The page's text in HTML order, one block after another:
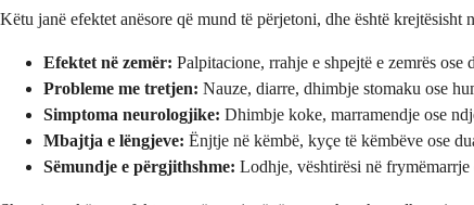
Këtu janë efektet anësore që mund të përjetoni, dhe është krejtësisht
Efektet në zemër: Palpitacione, rrahje e shpejtë e zemrës
Probleme me tretjen: Nauze, diarre, dhimbje stomaku ose
Simptoma neurologjike: Dhimbje koke, marramendje ose
Mbajtja e lëngjeve: Ënjtje në këmbë, kyçe të këmbëve ose
Sëmundje e përgjithshme: Lodhje, vështirësi në